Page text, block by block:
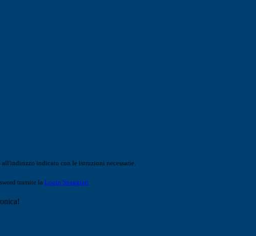
all'indirizzo indicato con le istruzioni necessarie.
tramite la Login Spaggiari